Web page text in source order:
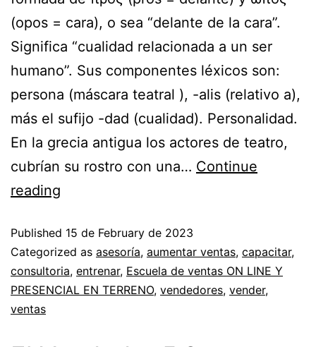
(opos = cara), o sea “delante de la cara”.
Significa “cualidad relacionada a un ser
humano”. Sus componentes léxicos son:
persona (máscara teatral ), -alis (relativo a),
más el sufijo -dad (cualidad). Personalidad.
En la grecia antigua los actores de teatro,
cubrían su rostro con una… Continue
reading
Published 15 de February de 2023
Categorized as asesoría, aumentar ventas, capacitar,
consultoria, entrenar, Escuela de ventas ON LINE Y
PRESENCIAL EN TERRENO, vendedores, vender,
ventas